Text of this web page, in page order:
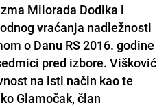
Milorada Dodika i
vraćanja nadležnosti
o Danu RS 2016. godine
pred izbore. Višković
na isti način kao te
Glamočak, član